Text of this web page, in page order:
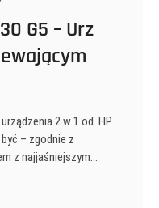
G5 – Urz
2 w 1 od HP
– zgodnie z
z najjaśniejszym…